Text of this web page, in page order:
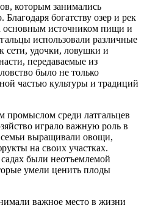
которым занимались
богатству озер и рек
основным источником пищи и
использовали различные
сети, удочки, ловушки и
передаваемые из
было не только
частью культуры и традиций
среди латгальцев
играло важную роль в
выращивали овощи,
на своих участках.
были неотъемлемой
умели ценить плоды
важное место в жизни